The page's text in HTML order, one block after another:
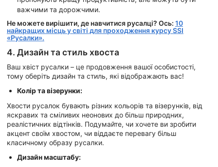
важчими та дорожчими.
Не можете вирішити, де навчитися русалці? Ось: 10
найкращих місць у світі для проходження курсу SSI
«Русалки».
4. Дизайн та стиль хвоста
Ваш хвіст русалки – це продовження вашої особистості,
тому оберіть дизайн та стиль, які відображають вас!
Колір та візерунки:
Хвости русалок бувають різних кольорів та візерунків, від
яскравих та сміливих неонових до більш природних,
реалістичних відтінків. Подумайте, чи хочете ви зробити
акцент своїм хвостом, чи віддаєте перевагу більш
класичному образу русалки.
Дизайн масштабу: